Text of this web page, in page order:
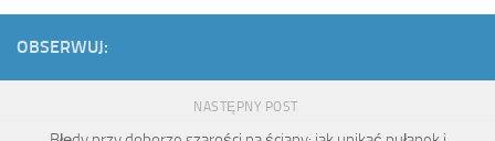
OBSERWUJ:
NASTĘPNY POST